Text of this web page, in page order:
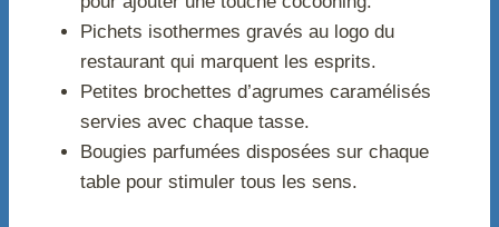
Pichets isothermes gravés au logo du
restaurant qui marquent les esprits.
Petites brochettes d’agrumes caramélisés
servies avec chaque tasse.
Bougies parfumées disposées sur chaque
table pour stimuler tous les sens.